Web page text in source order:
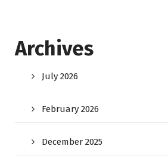
Archives
July 2026
February 2026
December 2025